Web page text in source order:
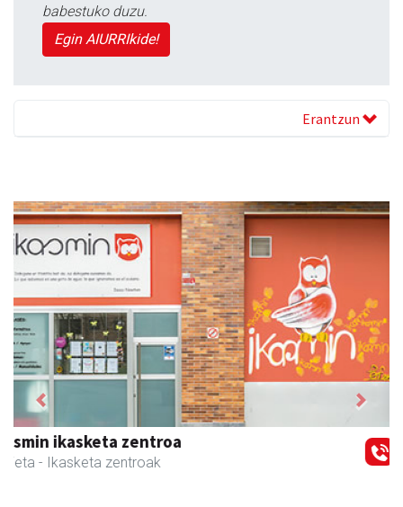
babestuko duzu.
Egin AIURRIkide!
Erantzun
Barn trasteleku eta biltegi txikien alokairua
Urnieta - Trastelekuak
Previous Next